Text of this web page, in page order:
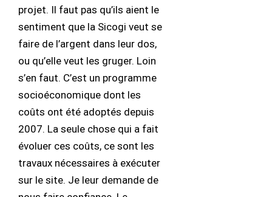
projet. Il faut pas qu’ils aient le
sentiment que la Sicogi veut se
faire de l’argent dans leur dos,
ou qu’elle veut les gruger. Loin
s’en faut. C’est un programme
socioéconomique dont les
coûts ont été adoptés depuis
2007. La seule chose qui a fait
évoluer ces coûts, ce sont les
travaux nécessaires à exécuter
sur le site. Je leur demande de